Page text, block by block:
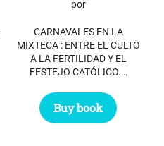
$ 37.50.
$ 26.50.
por
CARNAVALES EN LA
MIXTECA : ENTRE EL CULTO
A LA FERTILIDAD Y EL
FESTEJO CATÓLICO.…
Buy book